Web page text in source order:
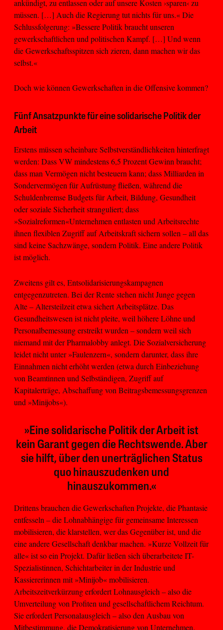
ankündigt, zu entlassen oder auf unsere Kosten ›sparen‹ zu
müssen. […] Auch die Regierung tut nichts für uns.« Die
Schlussfolgerung: »Bessere Politik braucht unseren
gewerkschaftlichen und politischen Kampf. […] Und wenn
die Gewerkschaftsspitzen sich zieren, dann machen wir das
selbst.«
Doch wie können Gewerkschaften in die Offensive kommen?
Fünf Ansatzpunkte für eine solidarische Politik der
Arbeit
Erstens müssen scheinbare Selbstverständlichkeiten hinterfragt
werden: Dass VW mindestens 6,5 Prozent Gewinn braucht;
dass man Vermögen nicht besteuern kann; dass Milliarden in
Sondervermögen für Aufrüstung fließen, während die
Schuldenbremse Budgets für Arbeit, Bildung, Gesundheit
oder soziale Sicherheit stranguliert; dass
»Sozialreformen«Unternehmen entlasten und Arbeitsrechte
ihnen flexiblen Zugriff auf Arbeitskraft sichern sollen – all das
sind keine Sachzwänge, sondern Politik. Eine andere Politik
ist möglich.
Zweitens gilt es, Entsolidarisierungskampagnen
entgegenzutreten. Bei der Rente stehen nicht Junge gegen
Alte – Altersteilzeit etwa sichert Arbeitsplätze. Das
Gesundheitswesen ist nicht pleite, weil höhere Löhne und
Personalbemessung erstreikt wurden – sondern weil sich
niemand mit der Pharmalobby anlegt. Die Sozialversicherung
leidet nicht unter »Faulenzern«, sondern darunter, dass ihre
Einnahmen nicht erhöht werden (etwa durch Einbeziehung
von Beamtinnen und Selbständigen, Zugriff auf
Kapitalerträge, Abschaffung von Beitragsbemessungsgrenzen
und »Minijobs«).
»Eine solidarische Politik der Arbeit ist
kein Garant gegen die Rechtswende. Aber
sie hilft, über den unerträglichen Status
quo hinauszudenken und
hinauszukommen.«
Drittens brauchen die Gewerkschaften Projekte, die Phantasie
entfesseln – die Lohnabhängige für gemeinsame Interessen
mobilisieren, die klarstellen, wer das Gegenüber ist, und die
eine andere Gesellschaft denkbar machen. »Kurze Vollzeit für
alle« ist so ein Projekt. Dafür ließen sich überarbeitete IT-
Spezialistinnen, Schichtarbeiter in der Industrie und
Kassiererinnen mit »Minijob« mobilisieren.
Arbeitszeitverkürzung erfordert Lohnausgleich – also die
Umverteilung von Profiten und gesellschaftlichem Reichtum.
Sie erfordert Personalausgleich – also den Ausbau von
Mitbestimmung, die Demokratisierung von Unternehmen.